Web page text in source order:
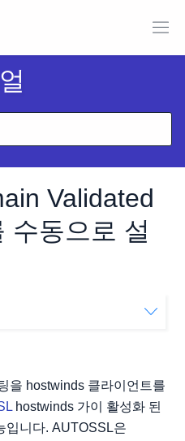
Validated
수동으로 설
을 hostwinds 클라이언트를
hostwinds 가이 활성화 된
입니다. AUTOSSL은